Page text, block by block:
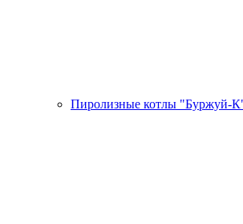
Пиролизные котлы "Буржуй-